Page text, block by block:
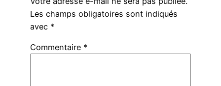
Les champs obligatoires sont indiqués
avec *
Commentaire *